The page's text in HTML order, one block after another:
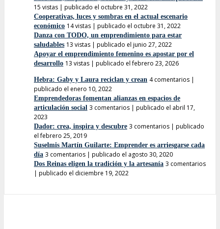
15 vistas | publicado el octubre 31, 2022
Cooperativas, luces y sombras en el actual escenario
económico 14 vistas | publicado el octubre 31, 2022
Danza con TODO, un emprendimiento para estar
saludables 13 vistas | publicado el junio 27, 2022
Apoyar el emprendimiento femenino es apostar por el
desarrollo 13 vistas | publicado el febrero 23, 2026
Hebra: Gaby y Laura reciclan y crean 4 comentarios |
publicado el enero 10, 2022
Emprendedoras fomentan alianzas en espacios de
articulación social 3 comentarios | publicado el abril 17,
2023
Dador: crea, inspira y descubre 3 comentarios | publicado
el febrero 25, 2019
Suselmis Martín Guilarte: Emprender es arriesgarse cada
día 3 comentarios | publicado el agosto 30, 2020
Dos Reinas eligen la tradición y la artesanía 3 comentarios
| publicado el diciembre 19, 2022